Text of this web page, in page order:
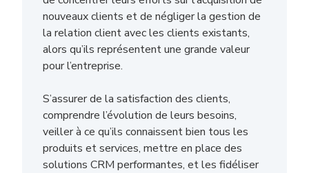
nouveaux clients et de négliger la gestion de
la relation client avec les clients existants,
alors qu’ils représentent une grande valeur
pour l’entreprise.
S’assurer de la satisfaction des clients,
comprendre l’évolution de leurs besoins,
veiller à ce qu’ils connaissent bien tous les
produits et services, mettre en place des
solutions CRM performantes, et les fidéliser